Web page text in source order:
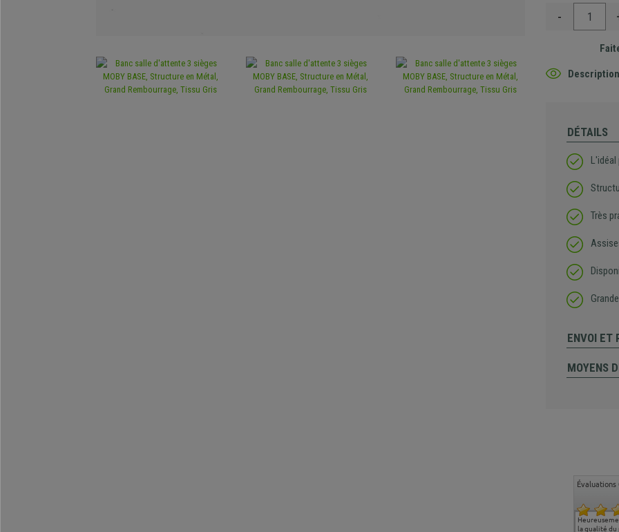
-
DÉTAILS
Très
ENVOI ET
MOYENS
Évaluations
la qualité